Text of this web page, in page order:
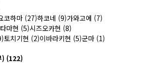
코하마 (27)하코네 (9)가와고에 (7)
마현 (5)시즈오카현 (8)
토치기현 (2)이바라키현 (5)군마 (1)
) (122)